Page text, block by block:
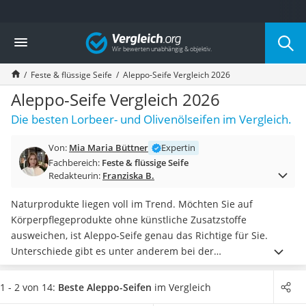
Die beliebtesten Vergleiche nach Kategorie
Drogerie
Inhalator
Haarschneider
Rollator
Braun Rasierer
Katzenklappe (Chip)
Masturbator
Massagepistole
Reisehaartrockner
Eiweißpulver
Magnesiumpräparat
Katzenklappe
Nackenmassagegerät
Zeckenschutz Katze
Vergleich
Feste & flüssige Seife Aleppo-Seife Vergleich 2026
Aleppo-Seife Vergleich 2026
Die besten Lorbeer- und Olivenölseifen im Vergleich.
Von: Mia Maria Büttner
Expertin
Fachbereich: Feste & flüssige Seife
Redakteurin: Franziska B.
Naturprodukte liegen voll im Trend. Möchten Sie auf
Körperpflegeprodukte ohne künstliche Zusatzstoffe
ausweichen, ist Aleppo-Seife genau das Richtige für Sie.
Unterschiede gibt es unter anderem bei der
Zusammensetzung:Je höher der Anteil an Oliven- und
Lorbeeröl, desto qualitätvoller ist die Seife
1 - 2 von 14: Beste Aleppo-Seifen im Vergleich